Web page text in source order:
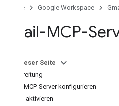
Startseite Google Workspace
Gmail-MCP-
Auf dieser Seite
Vorbereitung
Gmail-MCP-Server konfigurieren
APIs aktivieren